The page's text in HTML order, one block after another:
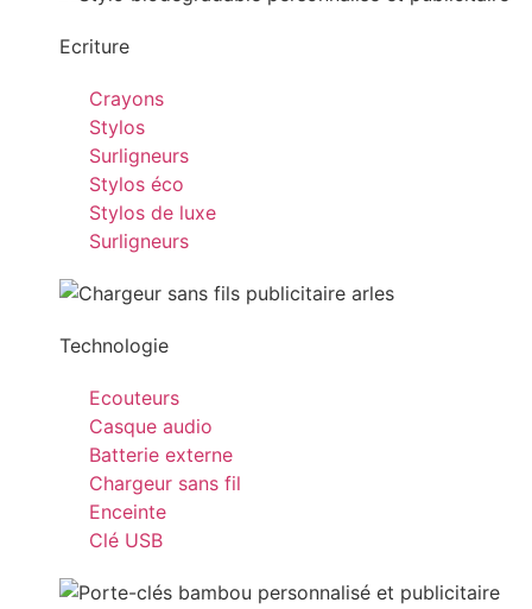
Ecriture
Crayons
Stylos
Surligneurs
Stylos éco
Stylos de luxe
Surligneurs
Technologie
Ecouteurs
Casque audio
Batterie externe
Chargeur sans fil
Enceinte
Clé USB